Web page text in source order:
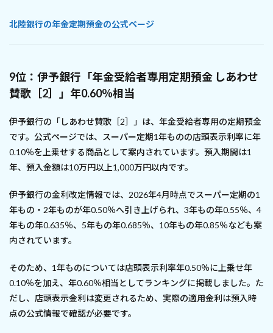
北陸銀行の年金定期預金の公式ページ
9位：伊予銀行「年金受給者専用定期預金 しあわせ
賛歌［2］」年0.60％相当
伊予銀行の「しあわせ賛歌［2］」は、年金受給者専用の定期預金
です。公式ページでは、スーパー定期1年ものの店頭表示利率に年
0.10％を上乗せする商品として案内されています。預入期間は1
年、預入金額は10万円以上1,000万円以内です。
伊予銀行の金利改定情報では、2026年4月時点でスーパー定期の1
年もの・2年ものが年0.50％へ引き上げられ、3年もの年0.55％、4
年もの年0.635％、5年もの年0.685％、10年もの年0.85％なども案
内されています。
そのため、1年ものについては店頭表示利率年0.50％に上乗せ年
0.10％を加え、年0.60％相当としてランキングに掲載しました。た
だし、店頭表示金利は変更されるため、実際の適用金利は預入時
点の公式情報で確認が必要です。